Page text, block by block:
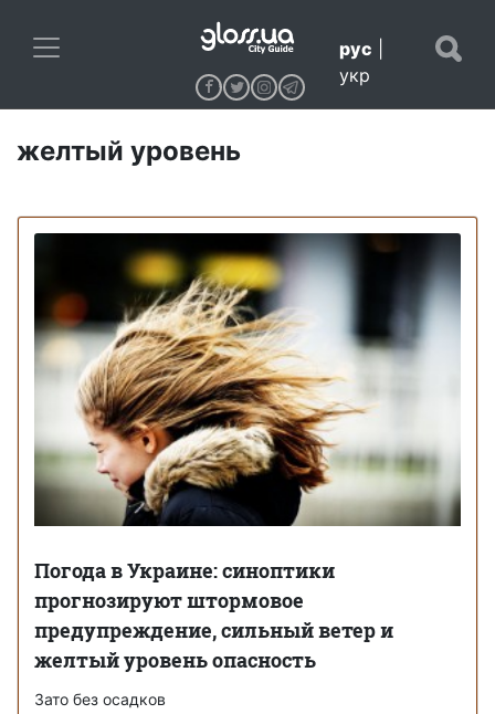
рус
укр
желтый уровень
Погода в Украине: синоптики
прогнозируют штормовое
предупреждение, сильный ветер и
желтый уровень опасность
Зато без осадков